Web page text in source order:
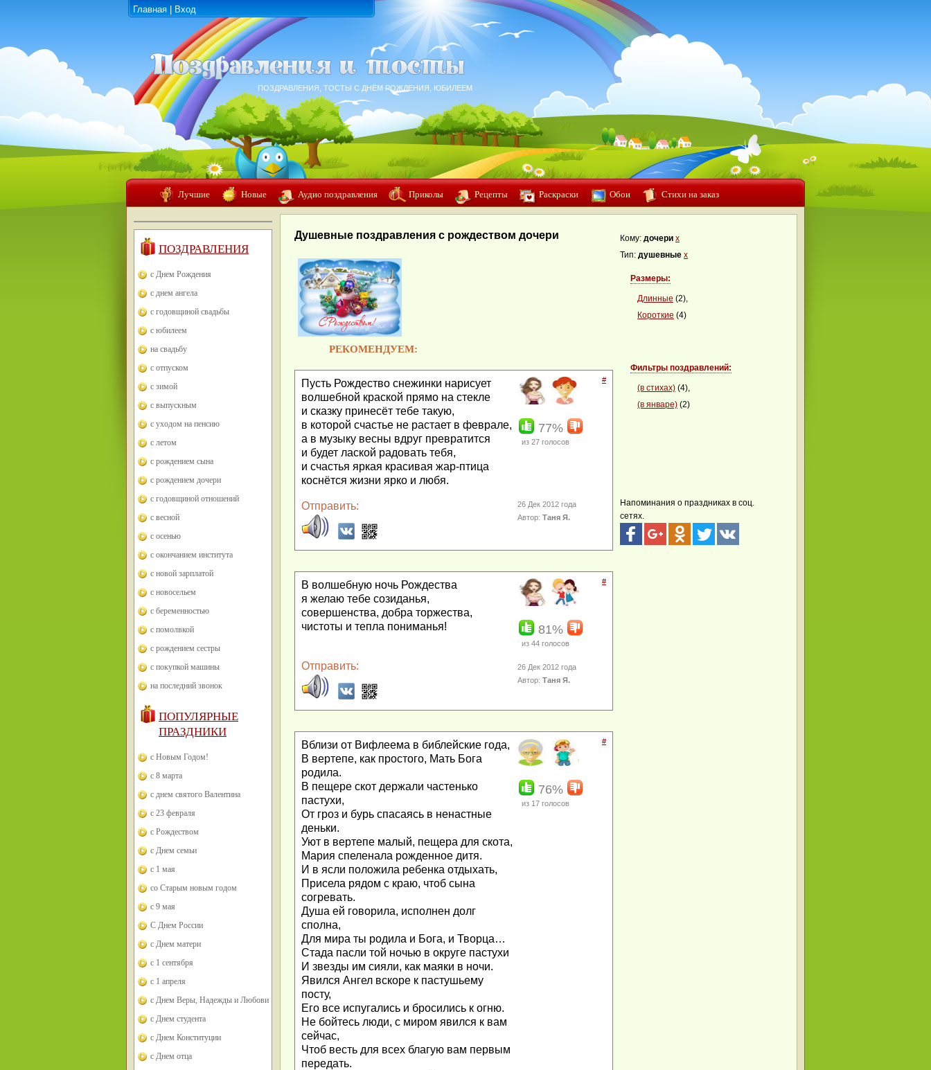
Главная Вход
ПОЗДРАВЛЕНИЯ, ТОСТЫ С ДНЁМ РОЖДЕНИЯ, ЮБИЛЕЕМ
Лучшие Новые Аудио поздравления Приколы Рецепты Раскраски Обои Стихи на заказ
ПОЗДРАВЛЕНИЯ
с Днем Рождения
с днем ангела
с годовщиной свадьбы
с юбилеем
на свадьбу
с отпуском
с зимой
с выпускным
с уходом на пенсию
с летом
с рождением сына
с рождением дочери
с годовщиной отношений
с весной
с осенью
с окончанием института
с новой зарплатой
с новосельем
с беременностью
с помолвкой
с рождением сестры
с покупкой машины
на последний звонок
ПОПУЛЯРНЫЕ
ПРАЗДНИКИ
с Новым Годом!
с 8 марта
с днем святого Валентина
с 23 февраля
с Рождеством
с Днем семьи
с 1 мая
со Старым новым годом
с 9 мая
С Днем России
с Днем матери
с 1 сентября
с 1 апреля
с Днем Веры, Надежды и Любови
с Днем студента
с Днем Конституции
с Днем отца
Душевные поздравления с рождеством дочери
РЕКОМЕНДУЕМ:
Пусть Рождество снежинки нарисует
волшебной краской прямо на стекле
и сказку принесёт тебе такую,
в которой счастье не растает в феврале,
а в музыку весны вдруг превратится
и будет лаской радовать тебя,
и счастья яркая красивая жар-птица
коснётся жизни ярко и любя.
#
77%
из 27 голосов
Отправить:
26 Дек 2012 года
Автор:Таня Я.
В волшебную ночь Рождества
я желаю тебе созиданья,
совершенства, добра торжества,
чистоты и тепла пониманья!
#
81%
из 44 голосов
Отправить:
26 Дек 2012 года
Автор:Таня Я.
Вблизи от Вифлеема в библейские года,
В вертепе, как простого, Мать Бога
родила.
В пещере скот держали частенько
пастухи,
От гроз и бурь спасаясь в ненастные
деньки.
Уют в вертепе малый, пещера для скота,
Мария спеленала рожденное дитя.
И в ясли положила ребенка отдыхать,
Присела рядом с краю, чтоб сына
согревать.
Душа ей говорила, исполнен долг
сполна,
Для мира ты родила и Бога, и Творца…
Стада пасли той ночью в округе пастухи
И звезды им сияли, как маяки в ночи.
Явился Ангел вскоре к пастушьему
посту,
Его все испугались и бросились к огню.
Не бойтесь люди, с миром явился к вам
сейчас,
Чтоб весть для всех благую вам первым
передать.
#
76%
из 17 голосов
Кому: дочери x
Тип: душевные x
Размеры:
Длинные (2),
Короткие (4)
Фильтры поздравлений:
(в стихах) (4),
(в январе) (2)
Напоминания о праздниках в соц.
сетях.